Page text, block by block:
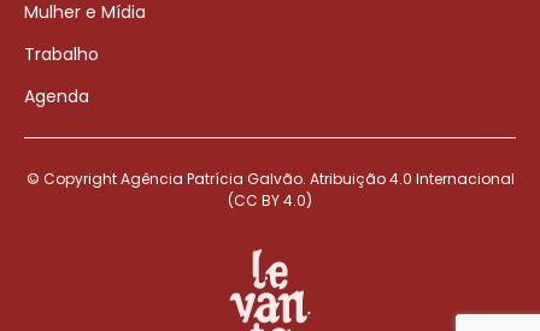
Mulher e Mídia
Trabalho
Agenda
© Copyright Agência Patrícia Galvão. Atribuição 4.0 Internacional
(CC BY 4.0)